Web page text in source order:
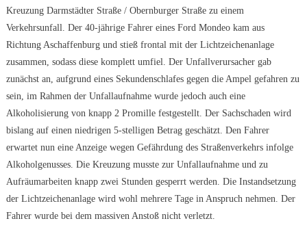
Kreuzung Darmstädter Straße / Obernburger Straße zu einem
Verkehrsunfall. Der 40-jährige Fahrer eines Ford Mondeo kam aus
Richtung Aschaffenburg und stieß frontal mit der Lichtzeichenanlage
zusammen, sodass diese komplett umfiel. Der Unfallverursacher gab
zunächst an, aufgrund eines Sekundenschlafes gegen die Ampel gefahren zu
sein, im Rahmen der Unfallaufnahme wurde jedoch auch eine
Alkoholisierung von knapp 2 Promille festgestellt. Der Sachschaden wird
bislang auf einen niedrigen 5-stelligen Betrag geschätzt. Den Fahrer
erwartet nun eine Anzeige wegen Gefährdung des Straßenverkehrs infolge
Alkoholgenusses. Die Kreuzung musste zur Unfallaufnahme und zu
Aufräumarbeiten knapp zwei Stunden gesperrt werden. Die Instandsetzung
der Lichtzeichenanlage wird wohl mehrere Tage in Anspruch nehmen. Der
Fahrer wurde bei dem massiven Anstoß nicht verletzt.